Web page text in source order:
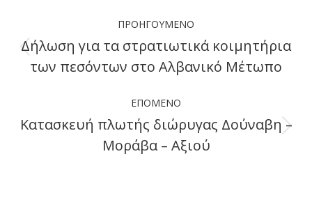
navigation
ΠΡΟΗΓΟΎΜΕΝΟ
Previous
post:
Δήλωση για τα στρατιωτικά κοιμητήρια
των πεσόντων στο Αλβανικό Μέτωπο
ΕΠΌΜΕΝΟ
Next
Κατασκευή πλωτής διώρυγας Δούναβη –
Μοράβα – Αξιού